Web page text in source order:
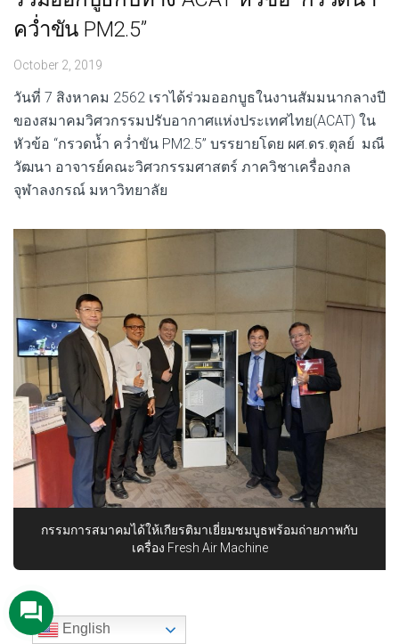
คว่ำขัน PM2.5”
October 2, 2019
วันที่ 7 สิงหาคม 2562 เราได้ร่วมออกบูธในงานสัมมนากลางปี
ของสมาคมวิศวกรรมปรับอากาศแห่งประเทศไทย(ACAT) ใน
หัวข้อ “กรวดน้ำ คว่ำขัน PM2.5” บรรยายโดย ผศ.ดร.ตุลย์ มณี
วัฒนา อาจารย์คณะวิศวกรรมศาสตร์ ภาควิชาเครื่องกล
จุฬาลงกรณ์ มหาวิทยาลัย
กรรมการสมาคมได้ให้เกียรติมาเยี่ยมชมบูธพร้อมถ่ายภาพกับ
เครื่อง Fresh Air Machine
English